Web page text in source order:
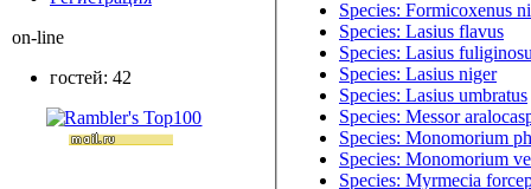
Species: Formicoxenus
Species: Lasius flavus
Species: Lasius
Species: Lasius niger
Species: Lasius umbratus
Species: Messor
Species: Monomorium
Species: Monomorium
Species: Myrmecia
on-line
гостей: 42